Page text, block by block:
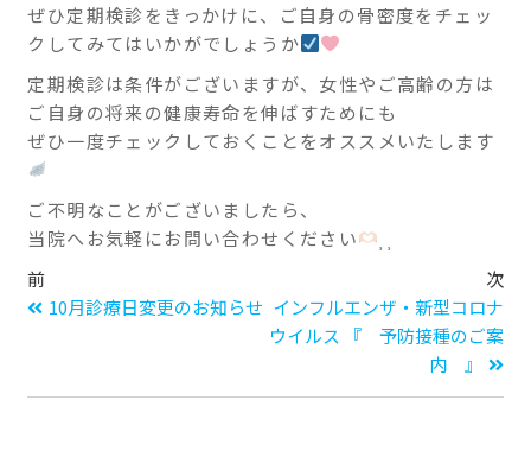
ぜひ定期検診をきっかけに、ご自身の骨密度をチェッ
クしてみてはいかがでしょうか
定期検診は条件がございますが、女性やご高齢の方は
ご自身の将来の健康寿命を伸ばすためにも
ぜひ一度チェックしておくことをオススメいたします
ご不明なことがございましたら、
当院へお気軽にお問い合わせください
前
10月診療日変更のお知らせ
次
インフルエンザ・新型コロナ
ウイルス 『 予防接種のご案
内 』